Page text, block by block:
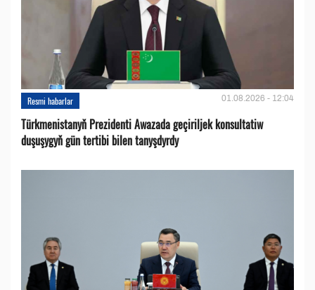
Resmi habarlar 01.08.2026 - 12:04
Türkmenistanyň Prezidenti Awazada geçiriljek konsultatiw
duşuşygyň gün tertibi bilen tanyşdyrdy